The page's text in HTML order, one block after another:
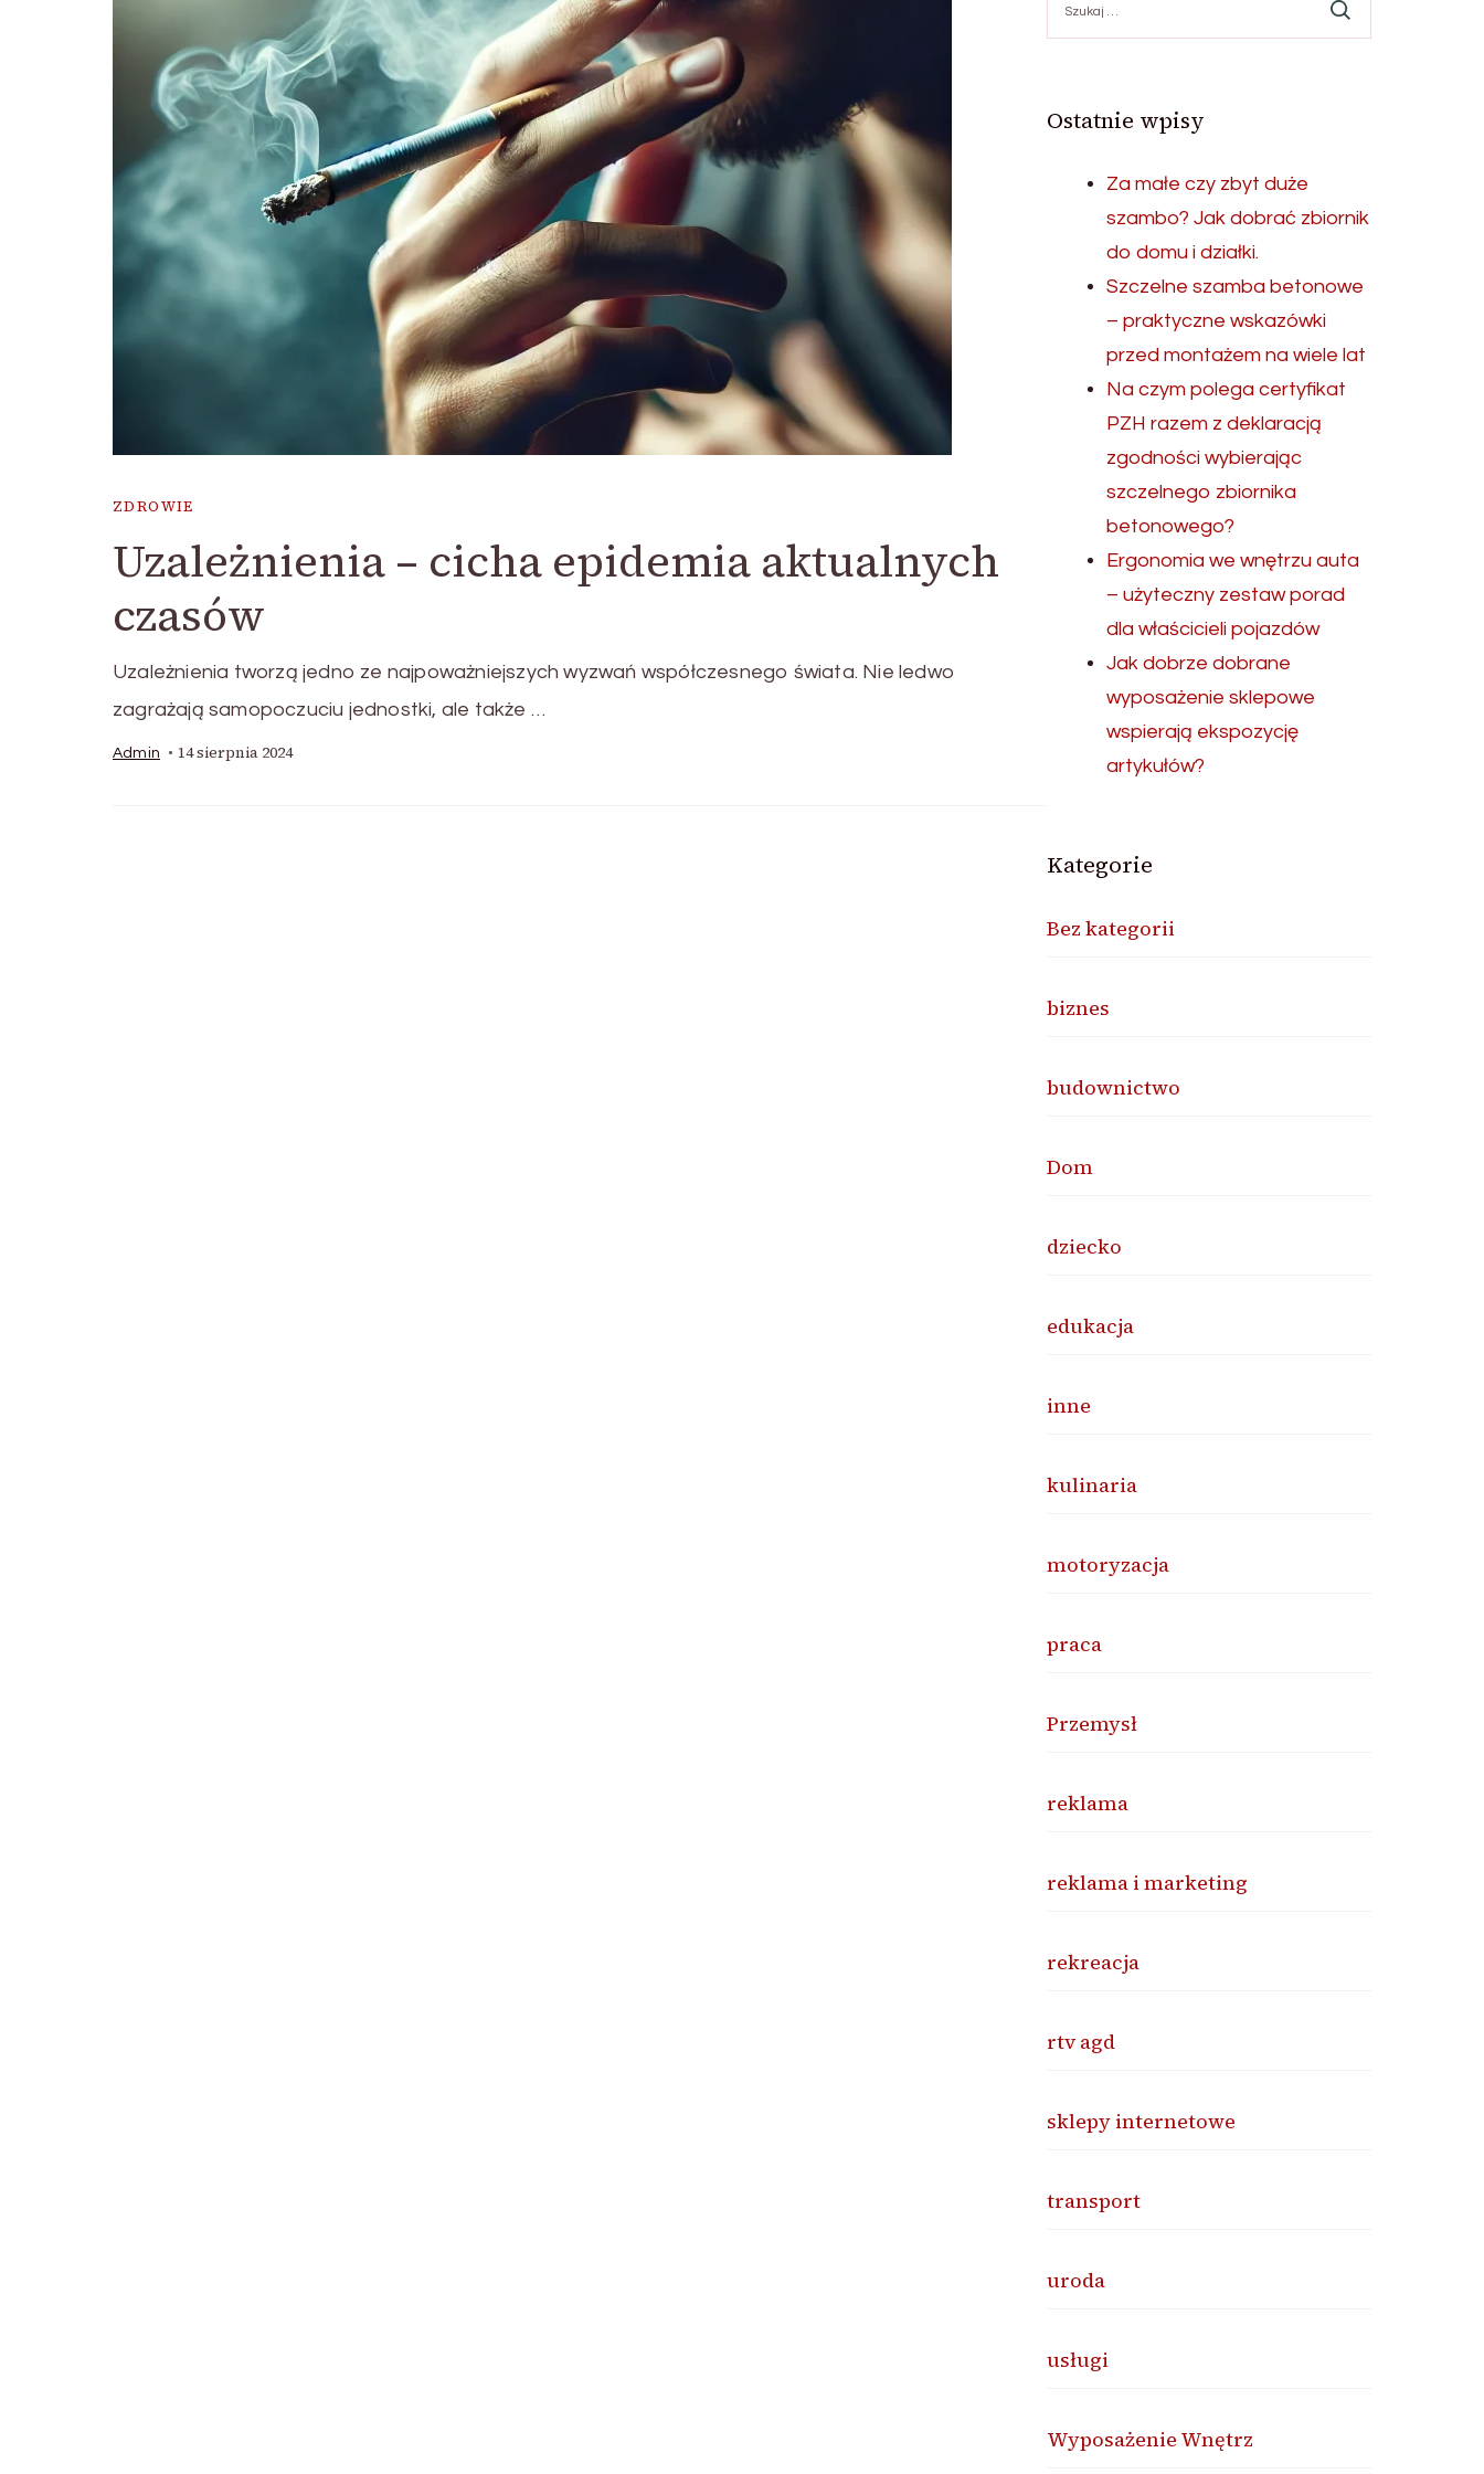
ZDROWIE
Uzależnienia – cicha epidemia aktualnych
czasów
Uzależnienia tworzą jedno ze najpoważniejszych wyzwań współczesnego świata. Nie ledwo
zagrażają samopoczuciu jednostki, ale także …
Admin 14 sierpnia 2024
Ostatnie wpisy
Za małe czy zbyt duże
szambo? Jak dobrać zbiornik
do domu i działki.
Szczelne szamba betonowe
– praktyczne wskazówki
przed montażem na wiele lat
Na czym polega certyfikat
PZH razem z deklaracją
zgodności wybierając
szczelnego zbiornika
betonowego?
Ergonomia we wnętrzu auta
– użyteczny zestaw porad
dla właścicieli pojazdów
Jak dobrze dobrane
wyposażenie sklepowe
wspierają ekspozycję
artykułów?
Kategorie
Bez kategorii
biznes
budownictwo
Dom
dziecko
edukacja
inne
kulinaria
motoryzacja
praca
Przemysł
reklama
reklama i marketing
rekreacja
rtv agd
sklepy internetowe
transport
uroda
usługi
Wyposażenie Wnętrz